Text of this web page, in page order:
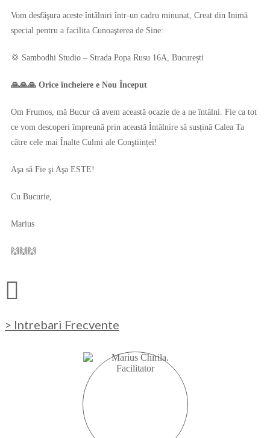
Vom desfăşura aceste întâlniri într-un cadru minunat, Creat din Inimă
special pentru a facilita Cunoaşterea de Sine:
💢 Sambodhi Studio – Strada Popa Rusu 16A, București
🙏🙏🙏 Orice încheiere e Nou Început
Om Frumos, mă Bucur că avem această ocazie de a ne întâlni. Fie ca tot
ce vom descoperi împreună prin această Întâlnire să susțină Calea Ta
către cele mai Înalte Culmi ale Conştiinței!
Aşa să Fie şi Aşa ESTE!
Cu Bucurie,
Marius
🙌🙌🙌
> Intrebari Frecvente